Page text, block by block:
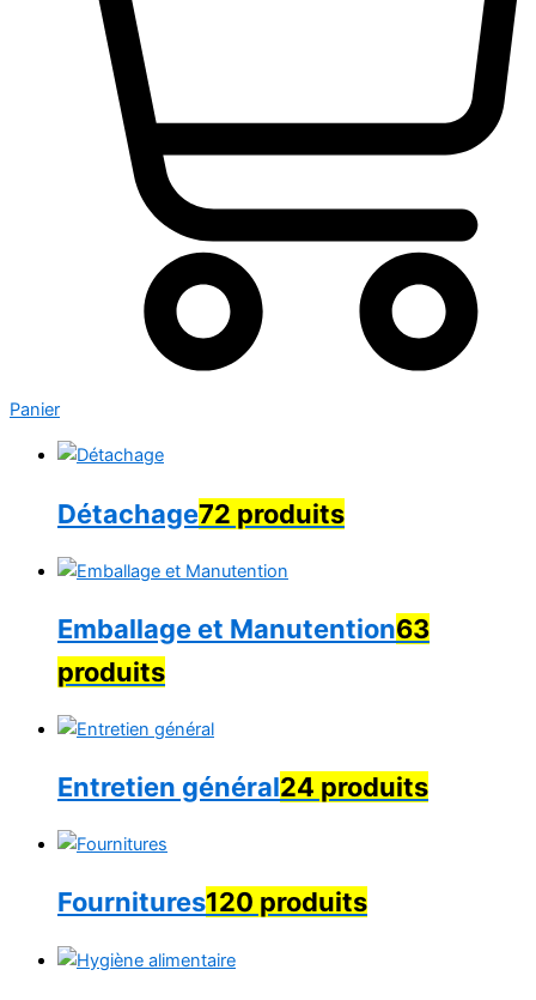
Panier
Détachage72 produits
Emballage et Manutention63
produits
Entretien général24 produits
Fournitures120 produits